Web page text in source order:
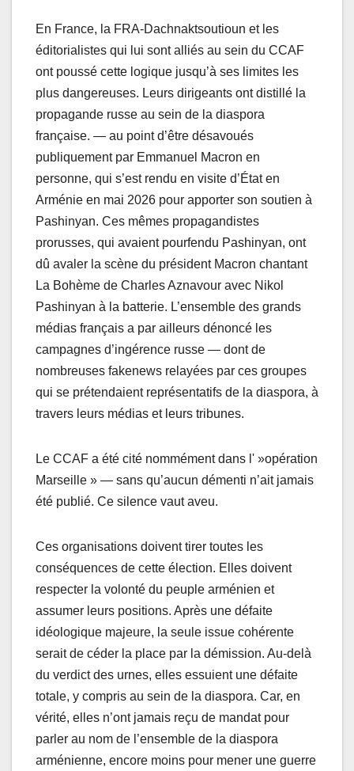
En France, la FRA-Dachnaktsoutioun et les
éditorialistes qui lui sont alliés au sein du CCAF
ont poussé cette logique jusqu’à ses limites les
plus dangereuses. Leurs dirigeants ont distillé la
propagande russe au sein de la diaspora
française. — au point d’être désavoués
publiquement par Emmanuel Macron en
personne, qui s’est rendu en visite d’État en
Arménie en mai 2026 pour apporter son soutien à
Pashinyan. Ces mêmes propagandistes
prorusses, qui avaient pourfendu Pashinyan, ont
dû avaler la scène du président Macron chantant
La Bohème de Charles Aznavour avec Nikol
Pashinyan à la batterie. L’ensemble des grands
médias français a par ailleurs dénoncé les
campagnes d’ingérence russe — dont de
nombreuses fakenews relayées par ces groupes
qui se prétendaient représentatifs de la diaspora, à
travers leurs médias et leurs tribunes.
Le CCAF a été cité nommément dans l' »opération
Marseille » — sans qu’aucun démenti n’ait jamais
été publié. Ce silence vaut aveu.
Ces organisations doivent tirer toutes les
conséquences de cette élection. Elles doivent
respecter la volonté du peuple arménien et
assumer leurs positions. Après une défaite
idéologique majeure, la seule issue cohérente
serait de céder la place par la démission. Au-delà
du verdict des urnes, elles essuient une défaite
totale, y compris au sein de la diaspora. Car, en
vérité, elles n’ont jamais reçu de mandat pour
parler au nom de l’ensemble de la diaspora
arménienne, encore moins pour mener une guerre